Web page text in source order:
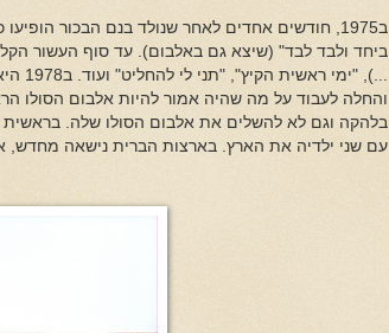
ב1975, חודשים אחדים לאחר שנולד בנם הבכור
ביחד ולבד לבד" (שיצא גם באלבום). עד סוף העשור
...),
והחלה לעבוד על מה שהיה אמור להיות אלבום
בלהקה וגם לא להשלים את אלבום הסולו שלה. בראשית
עם שני ילדיה את הארץ. בארצות הברית נישאה מחדש,